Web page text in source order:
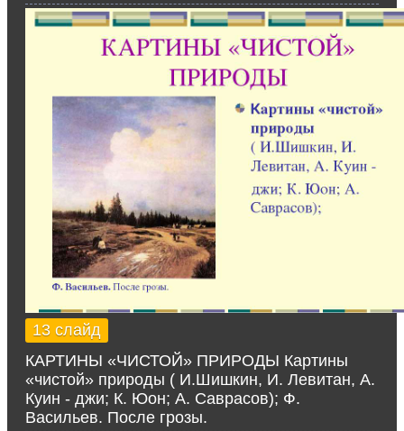
13 слайд
КАРТИНЫ «ЧИСТОЙ» ПРИРОДЫ Картины
«чистой» природы ( И.Шишкин, И. Левитан, А.
Куин - джи; К. Юон; А. Саврасов); Ф.
Васильев. После грозы.